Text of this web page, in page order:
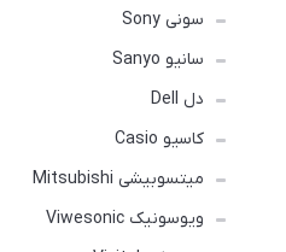
سونی Sony
سانیو Sanyo
دل Dell
کاسیو Casio
میتسوبیشی Mitsubishi
ویوسونیک Viwesonic